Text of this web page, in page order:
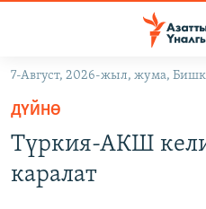
Навигацияга
өтүңүз
Издөөгө
салыңыз
ЖАҢЫЛЫКТАР
КЫРГЫЗСТАН
ДҮЙНӨ
УКРАИНА
7-Август, 2026-жыл, жума,
ДҮЙНӨ
Түркия-АКШ
каралат